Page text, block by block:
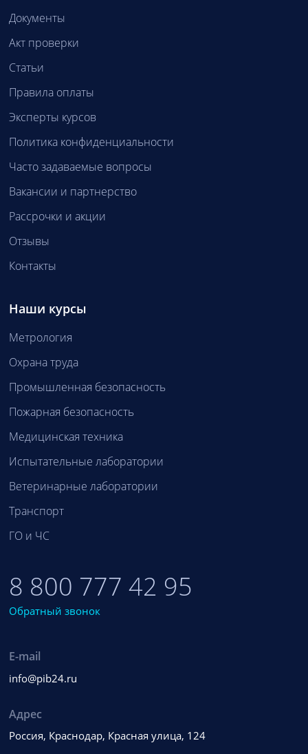
Документы
Акт проверки
Статьи
Правила оплаты
Эксперты курсов
Политика конфиденциальности
Часто задаваемые вопросы
Вакансии и партнерство
Рассрочки и акции
Отзывы
Контакты
Наши курсы
Метрология
Охрана труда
Промышленная безопасность
Пожарная безопасность
Медицинская техника
Испытательные лаборатории
Ветеринарные лаборатории
Транспорт
ГО и ЧС
8 800 777 42 95
Обратный звонок
E-mail
info@pib24.ru
Адрес
Россия, Краснодар, Красная улица, 124